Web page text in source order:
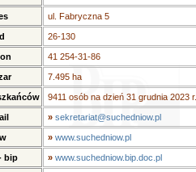
ul. Fabryczna 5
26-130
41 254-31-86
7.495 ha
9411 osób na dzień 31 grudnia 2023 r.
» sekretariat@suchedniow.pl
» www.suchedniow.pl
bip » www.suchedniow.bip.doc.pl